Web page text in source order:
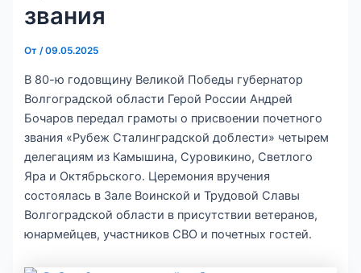
звания
От/09.05.2025
В 80-ю годовщину Великой Победы губернатор
Волгоградской области Герой России Андрей
Бочаров передал грамоты о присвоении почетного
звания «Рубеж Сталинградской доблести» четырем
делегациям из Камышина, Суровикино, Светлого
Яра и Октябрьского. Церемония вручения
состоялась в Зале Воинской и Трудовой Славы
Волгоградской области в присутствии ветеранов,
юнармейцев, участников СВО и почетных гостей.